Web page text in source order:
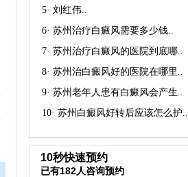
5· 刘红伟..
6· 苏州治疗白癜风需要多少钱..
7· 苏州治疗白癜风的医院到底哪..
8· 苏州治白癜风好的医院在哪里 ..
9· 苏州老年人患有白癜风会产生..
10· 苏州白癜风好转后应该怎么护..
10秒快速预约
已有182人咨询预约